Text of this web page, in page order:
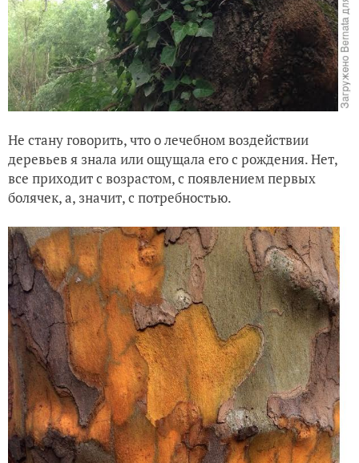
Не стану говорить, что о лечебном воздействии
деревьев я знала или ощущала его с рождения. Нет,
все приходит с возрастом, с появлением первых
болячек, а, значит, с потребностью.